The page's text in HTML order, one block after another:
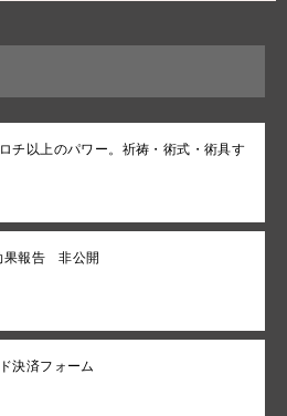
チ以上のパワー。祈祷・術式・術具す
果報告 非公開
決済フォーム